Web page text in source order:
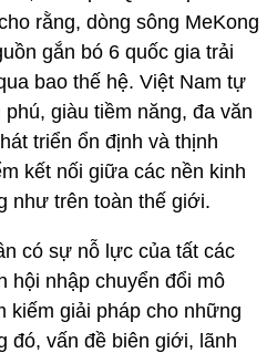
rằng, dòng sông MeKong
gắn bó 6 quốc gia trải
bao thế hệ. Việt Nam tự
giàu tiềm năng, đa văn
triển ổn định và thịnh
kết nối giữa các nền kinh
như trên toàn thế giới.
có sự nỗ lực của tất các
hội nhập chuyển đổi mô
kiếm giải pháp cho những
đó, vấn đề biên giới, lãnh